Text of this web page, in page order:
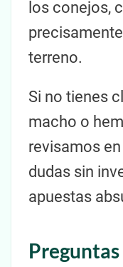
los conejos,
terreno.
Si no tienes
macho o
revisamos
dudas sin
apuestas